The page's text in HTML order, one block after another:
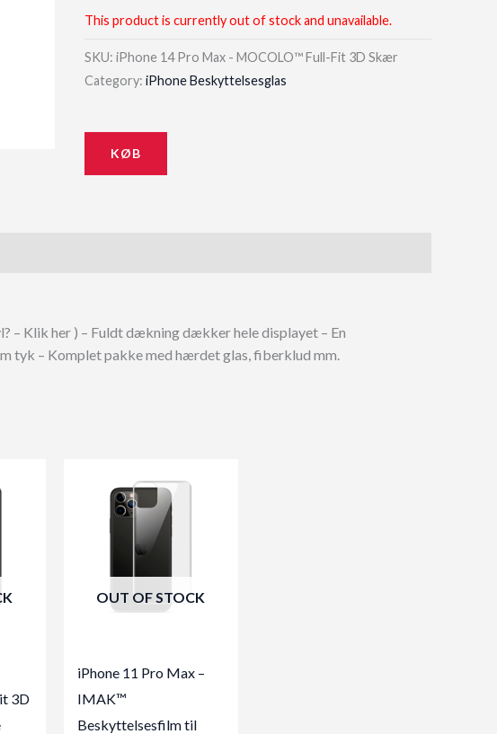
This product is currently out of stock and unavailable.
SKU:iPhone 14 Pro Max - MOCOLO™ Full-Fit 3D Skær
Category:iPhone Beskyttelsesglas
KØB
– Klik her ) – Fuldt dækning dækker hele displayet – En
tyk – Komplet pakke med hærdet glas, fiberklud mm.
3D
OUT OF STOCK
iPhone 11 Pro Max –
IMAK™
Beskyttelsesfilm til